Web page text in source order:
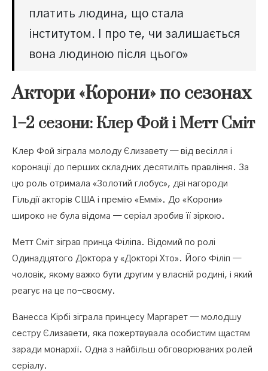
платить людина, що стала
інститутом. І про те, чи залишається
вона людиною після цього»
Актори «Корони» по сезонах
1–2 сезони: Клер Фой і Метт Сміт
Клер Фой зіграла молоду Єлизавету — від весілля і
коронації до перших складних десятиліть правління. За
цю роль отримала «Золотий глобус», дві нагороди
Гільдії акторів США і премію «Еммі». До «Корони»
широко не була відома — серіал зробив її зіркою.
Метт Сміт зіграв принца Філіпа. Відомий по ролі
Одинадцятого Доктора у «Докторі Хто». Його Філіп —
чоловік, якому важко бути другим у власній родині, і який
реагує на це по-своєму.
Ванесса Кірбі зіграла принцесу Маргарет — молодшу
сестру Єлизавети, яка пожертвувала особистим щастям
заради монархії. Одна з найбільш обговорюваних ролей
серіалу.